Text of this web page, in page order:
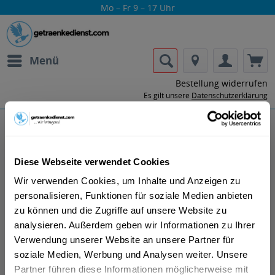
Diese Webseite verwendet Cookies
Wir verwenden Cookies, um Inhalte und Anzeigen zu
personalisieren, Funktionen für soziale Medien anbieten
zu können und die Zugriffe auf unsere Website zu
analysieren. Außerdem geben wir Informationen zu Ihrer
Verwendung unserer Website an unsere Partner für
soziale Medien, Werbung und Analysen weiter. Unsere
Partner führen diese Informationen möglicherweise mit
Mo – Fr 9 – 17 Uhr
Menü
Bestellung widerrufen
Es gilt unsere Datenschutzerklärung
Brandy Gran Duque de Alba wurde erstmals 1945
gegruendet. Dokumente, die sich im Besitz der Familie
Medina befinden, die heute Eigentuemer der Bodegas
Williams & Humbert sind, beschreiben, wie der damalige